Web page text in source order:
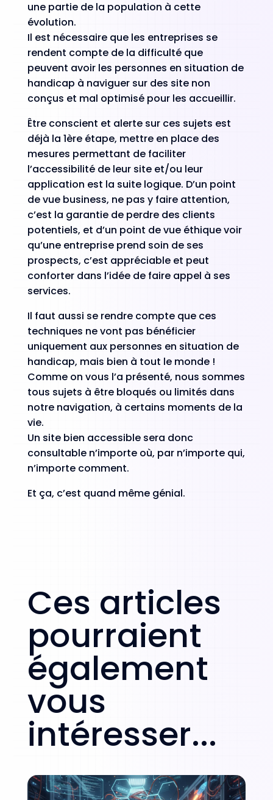
une partie de la population à cette
évolution.
Il est nécessaire que les entreprises se
rendent compte de la difficulté que
peuvent avoir les personnes en situation de
handicap à naviguer sur des site non
conçus et mal optimisé pour les accueillir.
Être conscient et alerte sur ces sujets est
déjà la 1ère étape, mettre en place des
mesures permettant de faciliter
l’accessibilité de leur site et/ou leur
application est la suite logique. D’un point
de vue business, ne pas y faire attention,
c’est la garantie de perdre des clients
potentiels, et d’un point de vue éthique voir
qu’une entreprise prend soin de ses
prospects, c’est appréciable et peut
conforter dans l’idée de faire appel à ses
services.
Il faut aussi se rendre compte que ces
techniques ne vont pas bénéficier
uniquement aux personnes en situation de
handicap, mais bien à tout le monde !
Comme on vous l’a présenté, nous sommes
tous sujets à être bloqués ou limités dans
notre navigation, à certains moments de la
vie.
Un site bien accessible sera donc
consultable n’importe où, par n’importe qui,
n’importe comment.
Et ça, c’est quand même génial.
Ces articles
pourraient
également
vous
intéresser...